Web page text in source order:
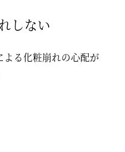
しない
る化粧崩れの心配が